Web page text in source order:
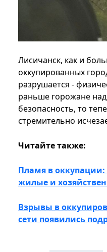
Лисичанск, как и
оккупированных
разрушается -
раньше горожане
безопасность, то
стремительно
Читайте также:
Пламя в
жилые и
Взрывы в
сети появились